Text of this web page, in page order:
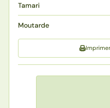
Tamari
Moutarde